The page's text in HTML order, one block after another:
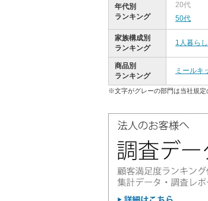
年代別
ランキング
20代
50代
家族構成別
ランキング
1人暮らし
商品別
ランキング
ミールキ
※文字がグレーの部門は当社規定